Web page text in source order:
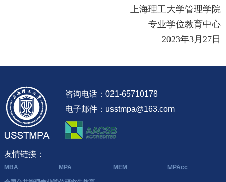
上海理工大学管理学院
专业学位教育中心
2023年3月 27 日
咨询电话：021-65710178
电子邮件：usstmpa@163.com
友情链接：
MBA MPA MEM MPAcc